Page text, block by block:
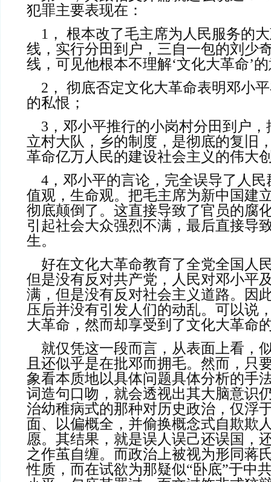
犯罪主要表现在：
线，实行分田到户，三自一包的刘少
线，可见他根本不理解‘文化大革命’
的私恨；
立村大队，乡的制度，是彻底的复旧
革命亿万人民的建设社会主义的伟大
值观，生命观。把毛主席为新中国建
彻底颠倒了。这直接导致了官员的腐
引起社会大众强烈不满，最后直接导
生。
但是没有反对共产党，人民对邓小平
满，但是没有反对社会主义道路。因
压后并没有引发人们的动乱。可以说
大革命，然而却享受到了文化大革命
且还似乎是在批邓而拥毛。然而，只
象看本质地以具体问题具体分析的手
词造句口吻，就会透视出其大脑意识
治幼稚病式的那种对历史政治，仅浮
面、以偏概全，并偷换概念式自欺欺
愿。其结果，就是误人误己还误国，
之作茧自缠。而政治上被视为形同蒋
性质，而在试欲为那疑似“卧底”于中